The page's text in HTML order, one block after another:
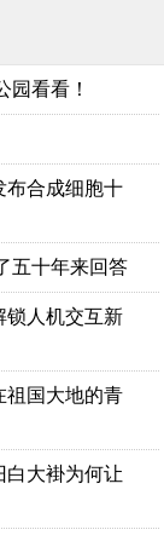
园看看！
布合成细胞十
五十年来回答
锁人机交互新
祖国大地的青
白大褂为何让